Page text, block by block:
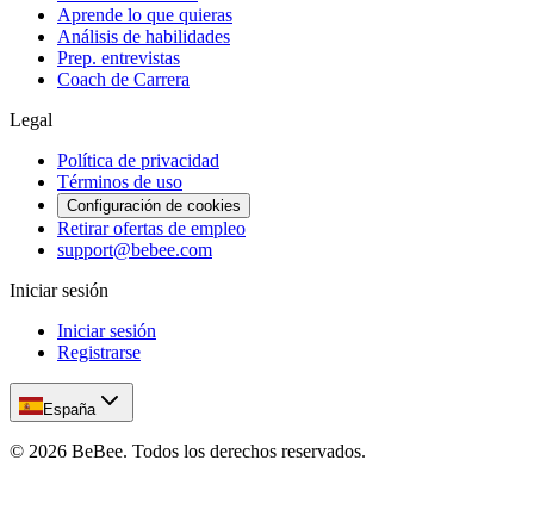
Aprende lo que quieras
Análisis de habilidades
Prep. entrevistas
Coach de Carrera
Legal
Política de privacidad
Términos de uso
Configuración de cookies
Retirar ofertas de empleo
support@bebee.com
Iniciar sesión
Iniciar sesión
Registrarse
España
© 2026 BeBee. Todos los derechos reservados.